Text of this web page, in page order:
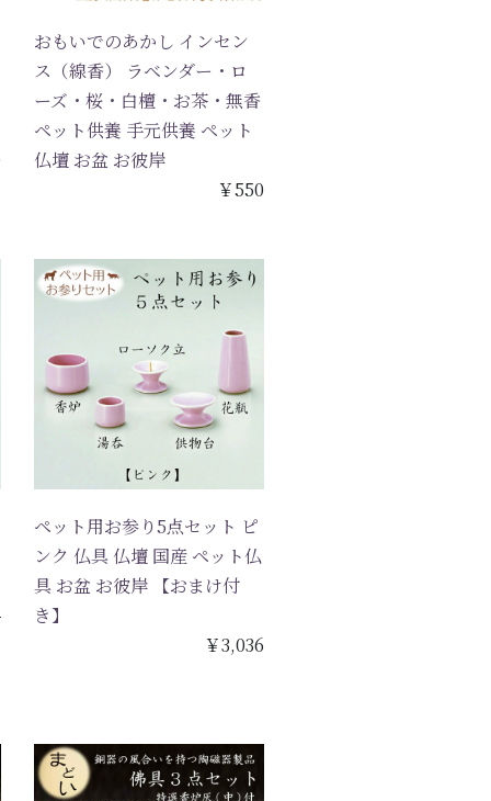
おもいでのあかし インセン
ス（線香） ラベンダー・ロ
ーズ・桜・白檀・お茶・無香
ペット供養 手元供養 ペット
仏壇 お盆 お彼岸
￥550
ペット用お参り5点セット ピ
ンク 仏具 仏壇 国産 ペット仏
具 お盆 お彼岸 【おまけ付
き】
￥3,036